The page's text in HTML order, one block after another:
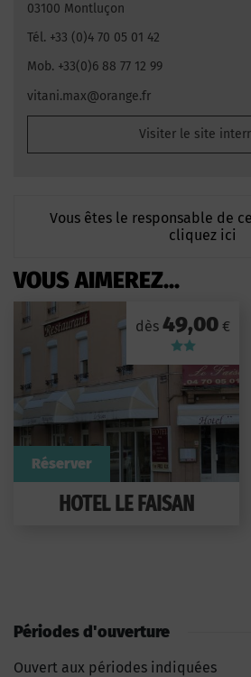
03100 Montluçon
Tél. +33 (0)4 70 05 01 42
Mob. +33(0)6 88 77 12 99
vitani.max@orange.fr
Visiter le site
Vous êtes le responsable de
cliquez ici
VOUS AIMEREZ...
HOTEL LE FAISAN
dès 49,00 €
Réserver
Périodes d'ouverture
Ouvert aux périodes indiquées